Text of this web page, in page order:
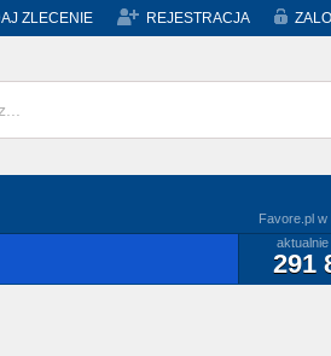
ZLECENIE REJESTRACJA
Favore.pl w
aktualnie
291